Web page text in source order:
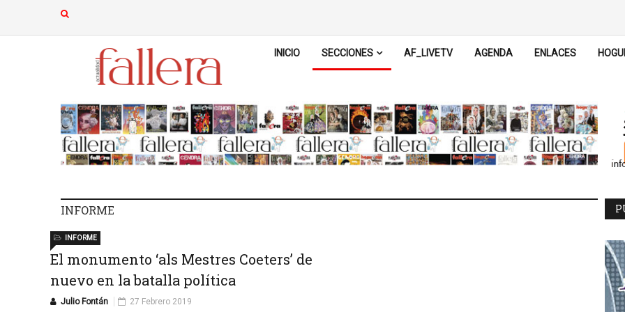
INICIO SECCIONES AF_LIVETV AGENDA ENLACES
INFORME
El monumento ‘als Mestres Coeters’ de
nuevo en la batalla política
Julio Fontán
INFORME
27 Febrero 2019